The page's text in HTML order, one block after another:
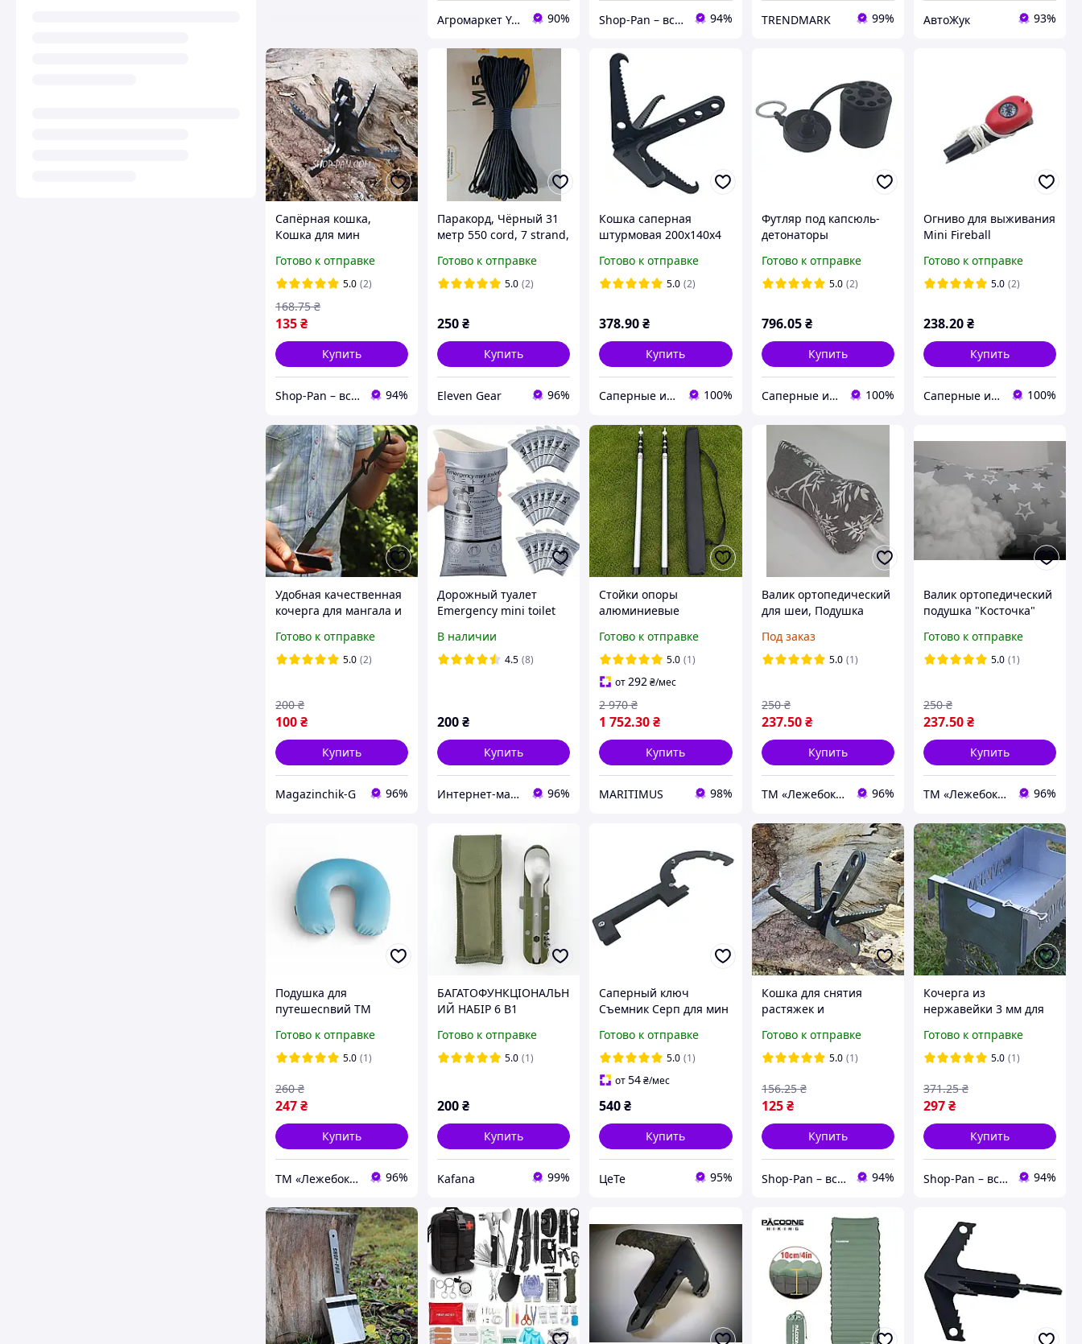
Агромаркет YAGRO 90% Shop-Pan – все для отдыха, дома и вдохновения! 94% TRENDMARK 99% АвтоЖук 93%
Сапёрная кошка,
Кошка для мин
Готово к отправке
5.0 (2)
135₴
168.75 ₴
Купить
Shop-Pan – все для отдыха, дома и вдохновения! 94%
Паракорд, Чёрный 31
метр 550 сord, 7 strand,
Готово к отправке
5.0 (2)
250₴
Купить
Eleven Gear 96%
Кошка саперная
штурмовая 200х140х4
Готово к отправке
5.0 (2)
378.90₴
Купить
Саперные инструменты и оборудование для разминирования 100%
Футляр под капсюль-
детонаторы
Готово к отправке
5.0 (2)
796.05 ₴
Купить
Саперные инструменты и оборудование для разминирования 100%
Огниво для выживания
Mini Fireball
Готово к отправке
5.0 (2)
238.20₴
Купить
Саперные инструменты и оборудование для разминирования 100%
Удобная качественная
кочерга для мангала и
металла
Готово к отправке
5.0 (2)
100₴
200 ₴
Купить
Magazinchik-G 96%
Дорожный туалет
Emergency mini toilet
мини туалет,
портативный писсуар,
В наличии
4.5 (8)
200₴
Купить
Интернет-магазин «Мир подарков» 96%
Стойки опоры
алюминиевые
регулируемые
складные для тента
шатра туристического
навеса для авто
Готово к отправке
5.0 (1)
от292₴/мес
1 752.30₴
2 970 ₴
Купить
MARITIMUS 98%
Валик ортопедический
для шеи, Подушка
спины.Валик под ногу .
Поддержка руки-кисти
Под заказ
5.0 (1)
237.50 ₴
250 ₴
Купить
ТМ «Лежебока» - текстиль и спецтовары 96%
Валик ортопедический
подушка "Косточка"
время путешествий ТМ
Лежебока, шейный
Готово к отправке
5.0 (1)
237.50₴
250 ₴
Купить
ТМ «Лежебока» - текстиль и спецтовары 96%
Подушка для
путешесnвий ТМ
Готово к отправке
5.0 (1)
247₴
260 ₴
Купить
ТМ «Лежебока» - текстиль и спецтовары 96%
БАГАТОФУНКЦІОНАЛЬН
ИЙ НАБІР 6 В1
ЛОЖКА У ФУТЛЯРІ
Готово к отправке
5.0 (1)
200₴
Купить
Kafana 99%
Саперный ключ
Съемник Серп для мин
Готово к отправке
5.0 (1)
от54₴/мес
540₴
Купить
ЦеТе 95%
Кошка для снятия
растяжек и
Готово к отправке
5.0 (1)
125 ₴
156.25 ₴
Купить
Shop-Pan – все для отдыха, дома и вдохновения! 94%
Кочерга из
нержавейки 3 мм для
гравировкой.
Готово к отправке
5.0 (1)
297₴
371.25 ₴
Купить
Shop-Pan – все для отдыха, дома и вдохновения! 94%